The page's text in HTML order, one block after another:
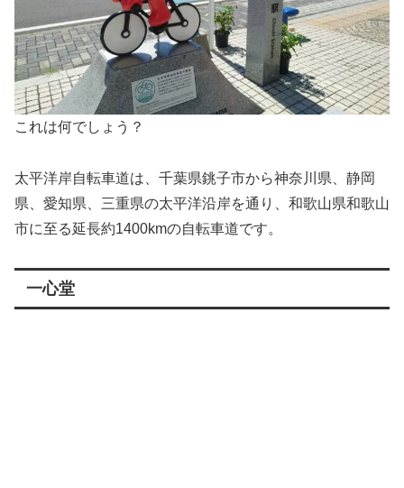
これは何でしょう？
太平洋岸自転車道は、千葉県銚子市から神奈川県、静岡
県、愛知県、三重県の太平洋沿岸を通り、和歌山県和歌山
市に至る延長約1400kmの自転車道です。
一心堂